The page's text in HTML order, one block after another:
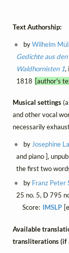
Text Authorship:
byWilhelm
Gedichte aus
Waldhornisten 1,
1818 [author's
Musical settings
and other vocal
necessarily
byJosephine
and piano ],
the first two
by Franz Peter
25 no. 5, D 795
Score: IMSLP
Available
transliterations (if